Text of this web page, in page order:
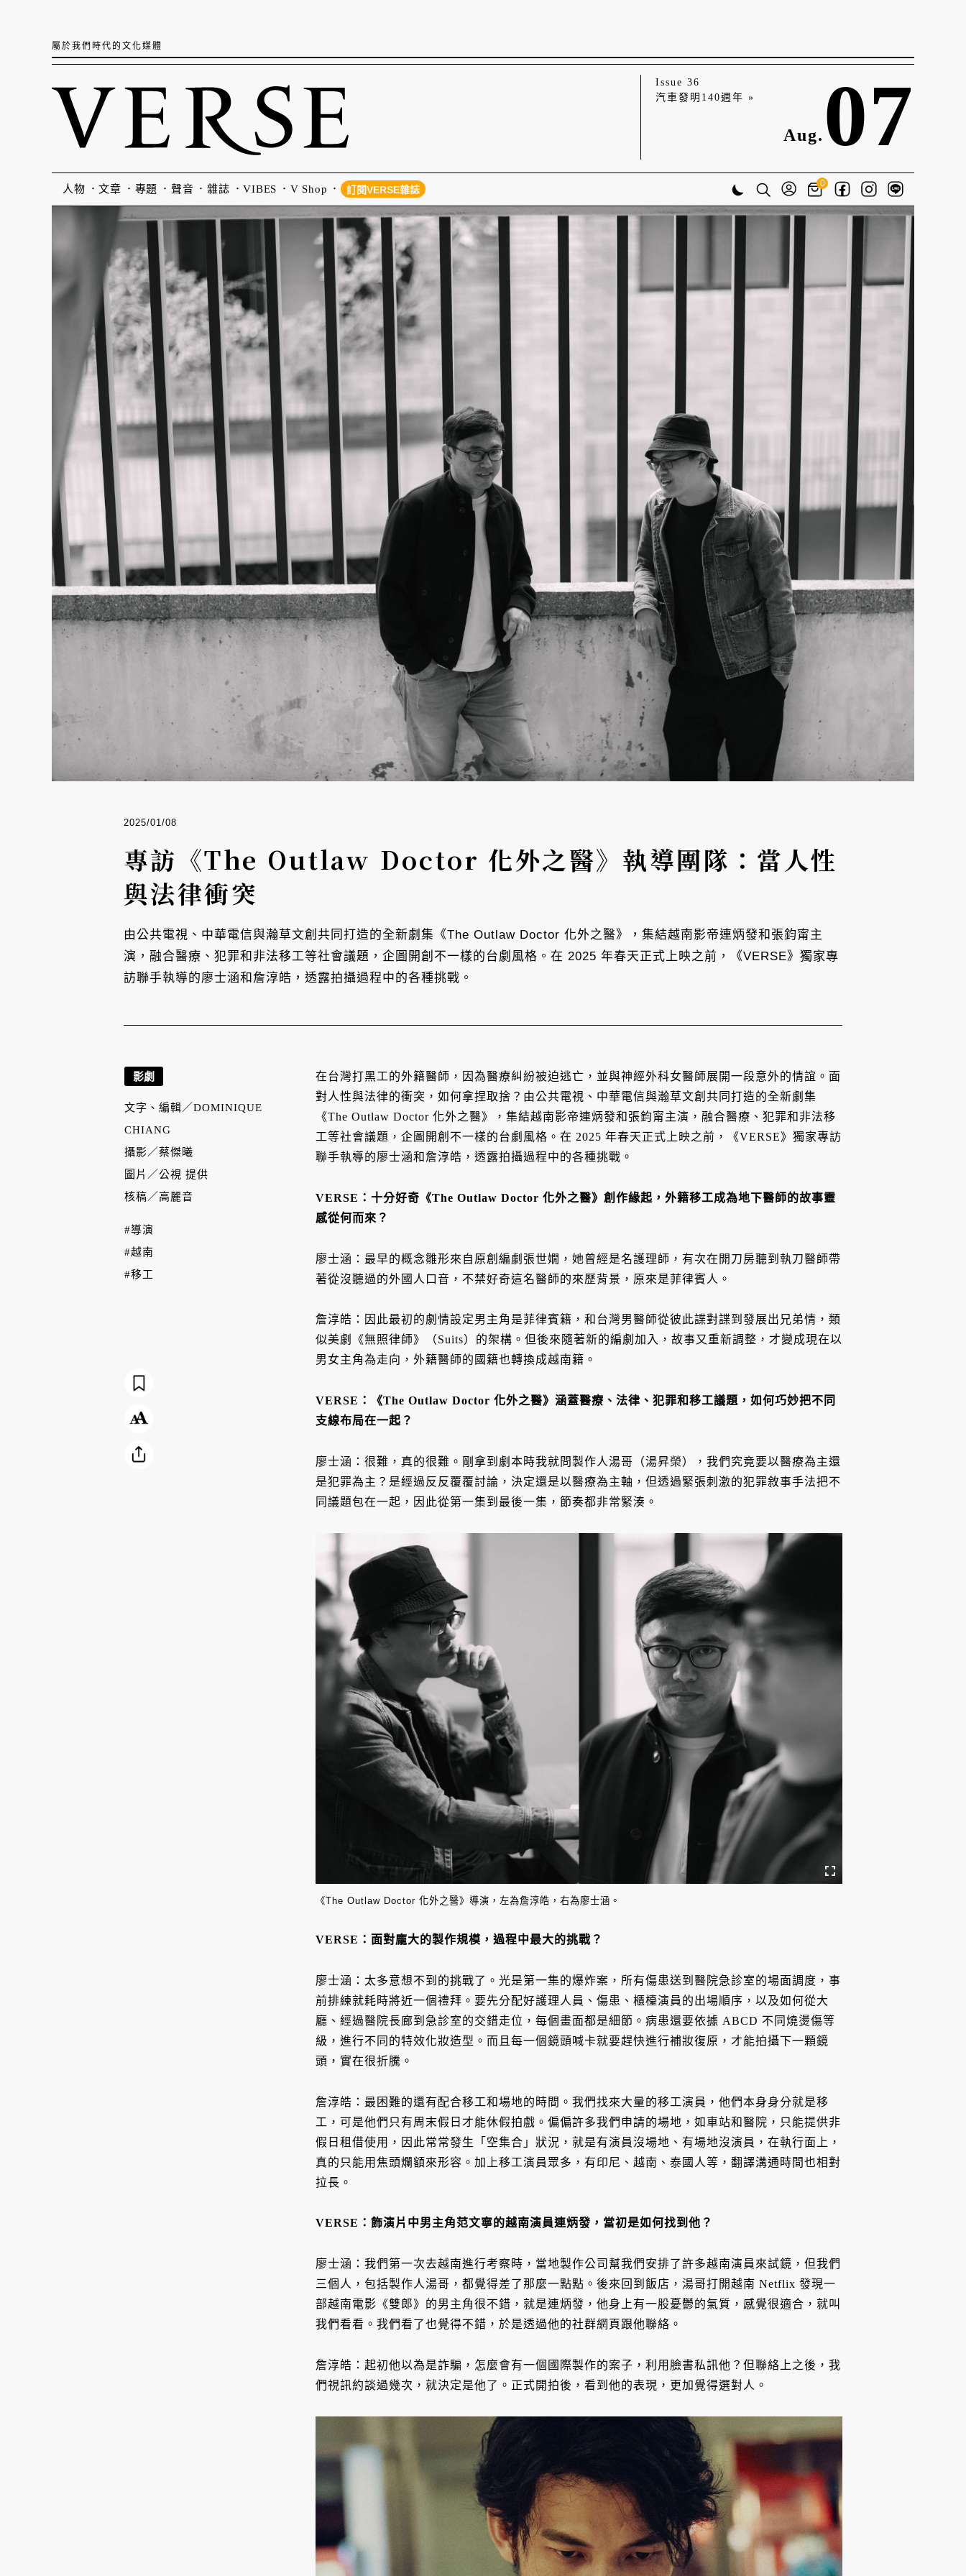
屬於我們時代的文化媒體
Issue 36
汽車發明140週年 »
Aug. 07
人物 文章 專題 聲音 雜誌 VIBES V Shop 訂閱VERSE雜誌
0
2025/01/08
專訪《The Outlaw Doctor 化外之醫》執導團隊：當人性
與法律衝突
由公共電視、中華電信與瀚草文創共同打造的全新劇集《The Outlaw Doctor 化外之醫》，集結越南影帝連炳發和張鈞甯主
演，融合醫療、犯罪和非法移工等社會議題，企圖開創不一樣的台劇風格。在 2025 年春天正式上映之前，《VERSE》獨家專
訪聯手執導的廖士涵和詹淳皓，透露拍攝過程中的各種挑戰。
在台灣打黑工的外籍醫師，因為醫療糾紛被迫逃亡，並與神經外科女醫師展開一段意外的情誼。面
對人性與法律的衝突，如何拿捏取捨？由公共電視、中華電信與瀚草文創共同打造的全新劇集
《The Outlaw Doctor 化外之醫》，集結越南影帝連炳發和張鈞甯主演，融合醫療、犯罪和非法移
工等社會議題，企圖開創不一樣的台劇風格。在 2025 年春天正式上映之前，《VERSE》獨家專訪
聯手執導的廖士涵和詹淳皓，透露拍攝過程中的各種挑戰。
VERSE：十分好奇《The Outlaw Doctor 化外之醫》創作緣起，外籍移工成為地下醫師的故事靈
感從何而來？
廖士涵：最早的概念雛形來自原創編劇張世嫺，她曾經是名護理師，有次在開刀房聽到執刀醫師帶
著從沒聽過的外國人口音，不禁好奇這名醫師的來歷背景，原來是菲律賓人。
詹淳皓：因此最初的劇情設定男主角是菲律賓籍，和台灣男醫師從彼此諜對諜到發展出兄弟情，類
似美劇《無照律師》（Suits）的架構。但後來隨著新的編劇加入，故事又重新調整，才變成現在以
男女主角為走向，外籍醫師的國籍也轉換成越南籍。
VERSE：
《The Outlaw Doctor 化外之醫》涵蓋醫療、法律、犯罪和移工議題，如何巧妙把不同
支線布局在一起？
廖士涵：很難，真的很難。剛拿到劇本時我就問製作人湯哥（湯昇榮），我們究竟要以醫療為主還
是犯罪為主？是經過反反覆覆討論，決定還是以醫療為主軸，但透過緊張刺激的犯罪敘事手法把不
同議題包在一起，因此從第一集到最後一集，節奏都非常緊湊。
《The Outlaw Doctor 化外之醫》導演，左為詹淳皓，右為廖士涵。
VERSE： 面對龐大的製作規模，過程中最大的挑戰？
廖士涵：太多意想不到的挑戰了。光是第一集的爆炸案，所有傷患送到醫院急診室的場面調度，事
前排練就耗時將近一個禮拜。要先分配好護理人員、傷患、櫃檯演員的出場順序，以及如何從大
廳、經過醫院長廊到急診室的交錯走位，每個畫面都是細節。病患還要依據 ABCD 不同燒燙傷等
級，進行不同的特效化妝造型。而且每一個鏡頭喊卡就要趕快進行補妝復原，才能拍攝下一顆鏡
頭，實在很折騰。
詹淳皓：最困難的還有配合移工和場地的時間。我們找來大量的移工演員，他們本身身分就是移
工，可是他們只有周末假日才能休假拍戲。偏偏許多我們申請的場地，如車站和醫院，只能提供非
假日租借使用，因此常常發生「空集合」狀況，就是有演員沒場地、有場地沒演員，在執行面上，
真的只能用焦頭爛額來形容。加上移工演員眾多，有印尼、越南、泰國人等，翻譯溝通時間也相對
拉長。
VERSE： 飾演片中男主角范文寧的越南演員連炳發，當初是如何找到他？
廖士涵：我們第一次去越南進行考察時，當地製作公司幫我們安排了許多越南演員來試鏡，但我們
三個人，包括製作人湯哥，都覺得差了那麼一點點。後來回到飯店，湯哥打開越南 Netflix 發現一
部越南電影《雙郎》的男主角很不錯，就是連炳發，他身上有一股憂鬱的氣質，感覺很適合，就叫
我們看看。我們看了也覺得不錯，於是透過他的社群網頁跟他聯絡。
詹淳皓：起初他以為是詐騙，怎麼會有一個國際製作的案子，利用臉書私訊他？但聯絡上之後，我
們視訊約談過幾次，就決定是他了。正式開拍後，看到他的表現，更加覺得選對人。
影劇
文字、編輯／DOMINIQUE
CHIANG
攝影／蔡傑曦
圖片／公視 提供
核稿／高麗音
#導演
#越南
#移工